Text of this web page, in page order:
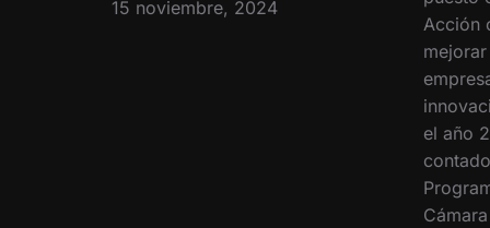
15 noviembre, 2024
Acción
el año